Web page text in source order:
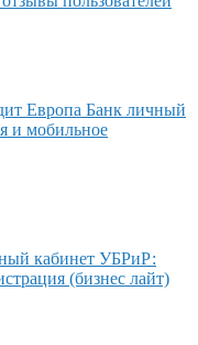
Европа Банк личный
и мобильное
кабинет УБРиР:
(бизнес лайт)